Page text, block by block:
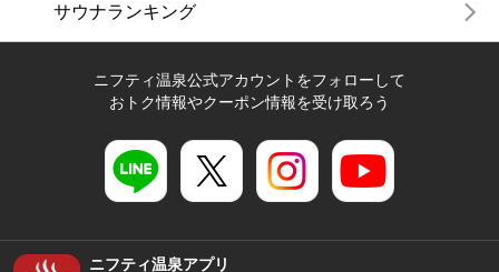
サウナランキング
ニフティ温泉公式アカウントをフォローして
おトク情報やクーポン情報を受け取ろう
ニフティ温泉アプリ